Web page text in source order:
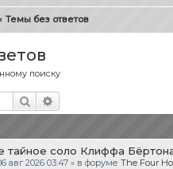
Темы без ответов
поиску
Поиск
тайное соло Клиффа
авг 2026 03:47 » в форуме The Four